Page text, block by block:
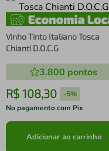
Vinho Tinto Italiano Tosca
Chianti D.O.C.G
3.800 pontos
R$ 108,30 -5%
No pagamento com Pix
Adicionar ao carrinho